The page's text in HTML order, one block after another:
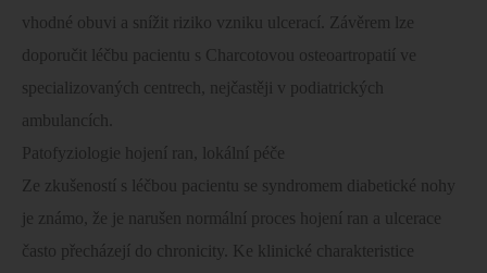
vhodné obuvi a snížit riziko vzniku ulcerací. Závěrem lze
doporučit léčbu pacientu s Charcotovou osteoartropatií ve
specializovaných centrech, nejčastěji v podiatrických
ambulancích.
Patofyziologie hojení ran, lokální péče
Ze zkušeností s léčbou pacientu se syndromem diabetické nohy
je známo, že je narušen normální proces hojení ran a ulcerace
často přecházejí do chronicity. Ke klinické charakteristice